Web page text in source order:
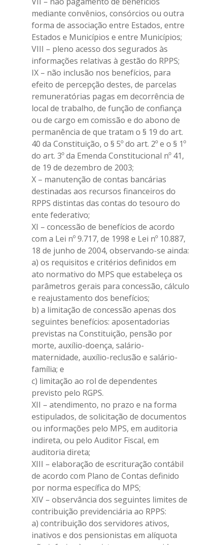
mediante convênios, consórcios ou outra
forma de associação entre Estados, entre
Estados e Municípios e entre Municípios;
VIII – pleno acesso dos segurados às
informações relativas à gestão do RPPS;
IX – não inclusão nos benefícios, para
efeito de percepção destes, de parcelas
remuneratórias pagas em decorrência de
local de trabalho, de função de confiança
ou de cargo em comissão e do abono de
permanência de que tratam o § 19 do art.
40 da Constituição, o § 5º do art. 2º e o § 1º
do art. 3º da Emenda Constitucional nº 41,
de 19 de dezembro de 2003;
X – manutenção de contas bancárias
destinadas aos recursos financeiros do
RPPS distintas das contas do tesouro do
ente federativo;
XI – concessão de benefícios de acordo
com a Lei nº 9.717, de 1998 e Lei nº 10.887,
18 de junho de 2004, observando-se ainda:
a) os requisitos e critérios definidos em
ato normativo do MPS que estabeleça os
parâmetros gerais para concessão, cálculo
e reajustamento dos benefícios;
b) a limitação de concessão apenas dos
seguintes benefícios: aposentadorias
previstas na Constituição, pensão por
morte, auxílio-doença, salário-
maternidade, auxílio-reclusão e salário-
família; e
c) limitação ao rol de dependentes
previsto pelo RGPS.
XII – atendimento, no prazo e na forma
estipulados, de solicitação de documentos
ou informações pelo MPS, em auditoria
indireta, ou pelo Auditor Fiscal, em
auditoria direta;
XIII – elaboração de escrituração contábil
de acordo com Plano de Contas definido
por norma específica do MPS;
XIV – observância dos seguintes limites de
contribuição previdenciária ao RPPS:
a) contribuição dos servidores ativos,
inativos e dos pensionistas em alíquota
Home